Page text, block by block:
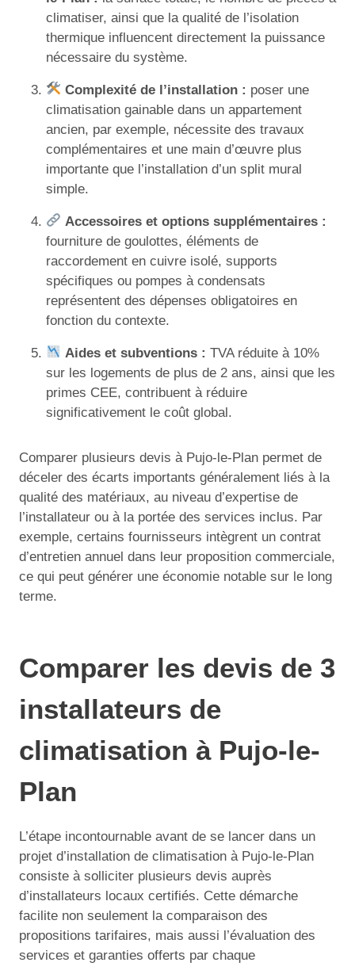
climatiser, ainsi que la qualité de l’isolation
thermique influencent directement la puissance
nécessaire du système.
Complexité de l’installation : poser une
climatisation gainable dans un appartement
ancien, par exemple, nécessite des travaux
complémentaires et une main d’œuvre plus
importante que l’installation d’un split mural
simple.
Accessoires et options supplémentaires :
fourniture de goulottes, éléments de
raccordement en cuivre isolé, supports
spécifiques ou pompes à condensats
représentent des dépenses obligatoires en
fonction du contexte.
Aides et subventions : TVA réduite à 10%
sur les logements de plus de 2 ans, ainsi que les
primes CEE, contribuent à réduire
significativement le coût global.
Comparer plusieurs devis à Pujo-le-Plan permet de
déceler des écarts importants généralement liés à la
qualité des matériaux, au niveau d’expertise de
l’installateur ou à la portée des services inclus. Par
exemple, certains fournisseurs intègrent un contrat
d’entretien annuel dans leur proposition commerciale,
ce qui peut générer une économie notable sur le long
terme.
Comparer les devis de 3
installateurs de
climatisation à Pujo-le-
Plan
L’étape incontournable avant de se lancer dans un
projet d’installation de climatisation à Pujo-le-Plan
consiste à solliciter plusieurs devis auprès
d’installateurs locaux certifiés. Cette démarche
facilite non seulement la comparaison des
propositions tarifaires, mais aussi l’évaluation des
services et garanties offerts par chaque